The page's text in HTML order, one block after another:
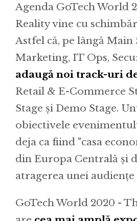
Agenda GoTech World
Reality vine cu
Astfel că, pe lângă Main
Marketing, IT Ops,
adaugă noi track-uri
Retail & E-Commerce
Stage și Demo Stage.
obiectivele
deja ca fiind "casa
din Europa Centrală și
atragerea unei
GoTech World 2020 -